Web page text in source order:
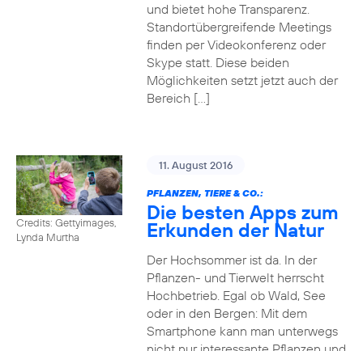
und bietet hohe Transparenz.
Standortübergreifende Meetings
finden per Videokonferenz oder
Skype statt. Diese beiden
Möglichkeiten setzt jetzt auch der
Bereich […]
Credits: Gettyimages,
Lynda Murtha
11. August 2016
PFLANZEN, TIERE & CO.:
Die besten Apps zum
Erkunden der Natur
Der Hochsommer ist da. In der
Pflanzen- und Tierwelt herrscht
Hochbetrieb. Egal ob Wald, See
oder in den Bergen: Mit dem
Smartphone kann man unterwegs